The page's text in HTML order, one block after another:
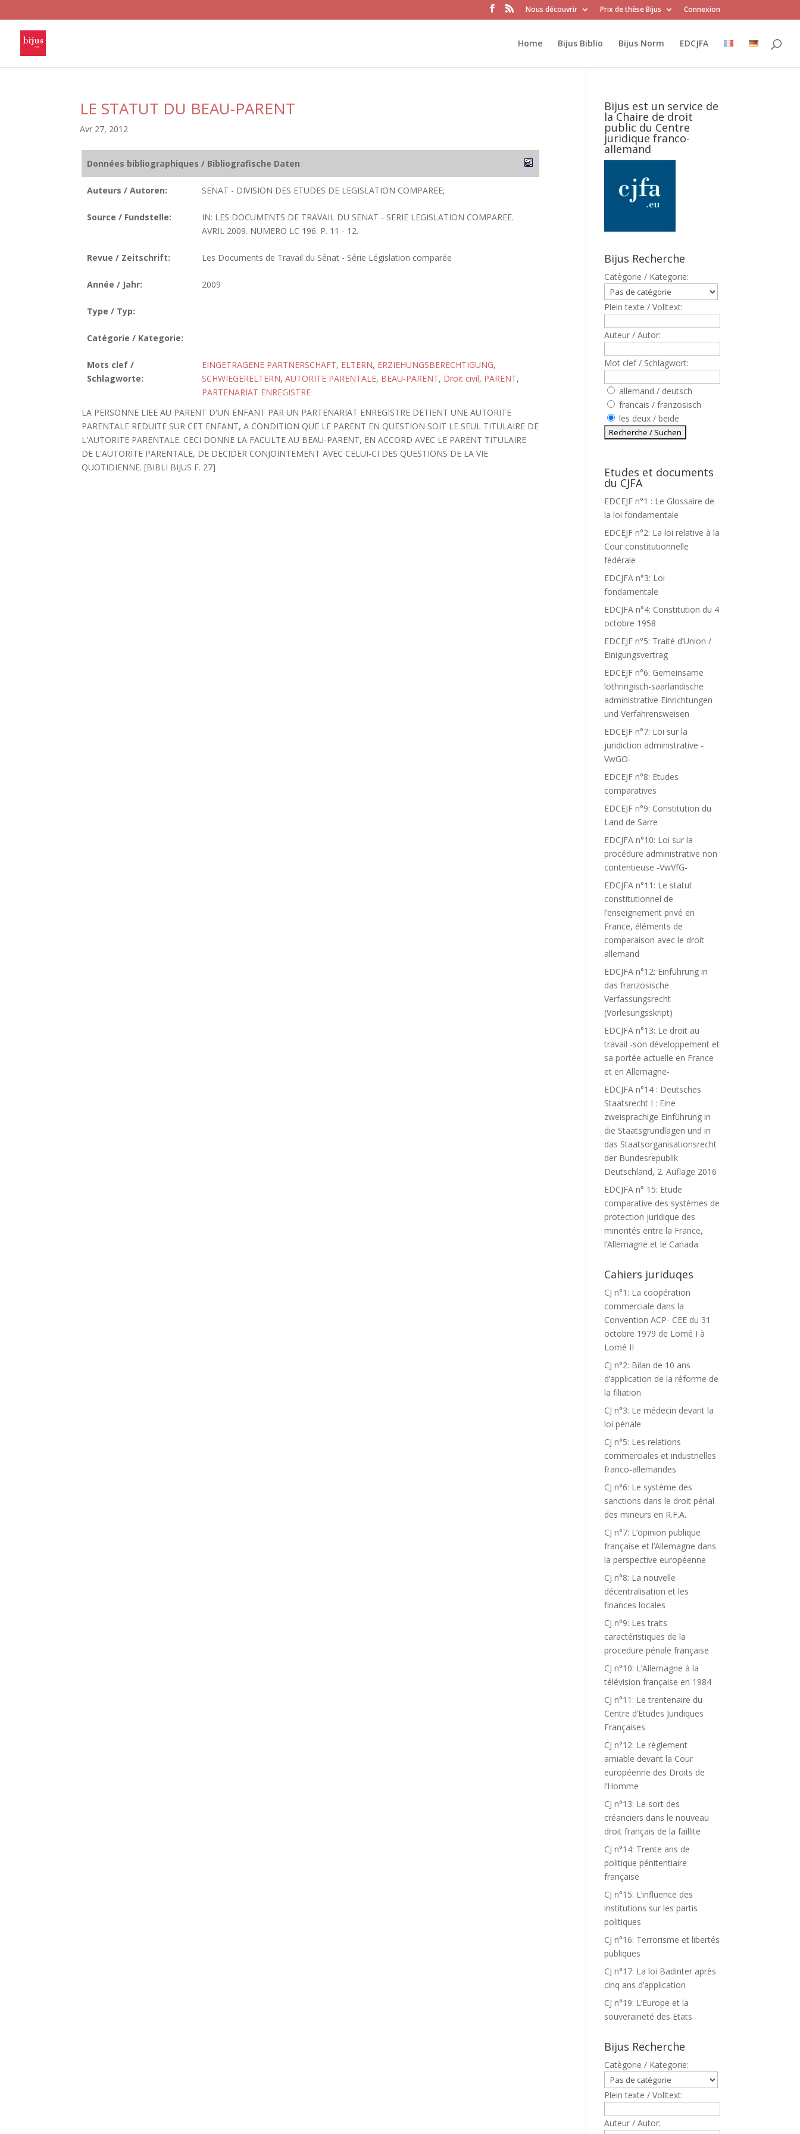
Nous découvrir Prix de thèse Bijus Connexion
Home Bijus Biblio Bijus Norm EDCJFA
LE STATUT DU BEAU-PARENT
Avr 27, 2012
Données bibliographiques / Bibliografische Daten
Auteurs / Autoren: SENAT - DIVISION DES ETUDES DE LEGISLATION COMPAREE;
Source / Fundstelle:
IN: LES DOCUMENTS DE TRAVAIL DU SENAT - SERIE LEGISLATION COMPAREE.
AVRIL 2009. NUMERO LC 196. P. 11 - 12.
Revue / Zeitschrift: Les Documents de Travail du Sénat - Série Législation comparée
Année / Jahr: 2009
Type / Typ:
Catégorie / Kategorie:
Mots clef /
Schlagworte:
EINGETRAGENE PARTNERSCHAFT, ELTERN, ERZIEHUNGSBERECHTIGUNG,
SCHWIEGERELTERN, AUTORITE PARENTALE, BEAU-PARENT, Droit civil, PARENT,
PARTENARIAT ENREGISTRE
LA PERSONNE LIEE AU PARENT D'UN ENFANT PAR UN PARTENARIAT ENREGISTRE DETIENT UNE AUTORITE
PARENTALE REDUITE SUR CET ENFANT, A CONDITION QUE LE PARENT EN QUESTION SOIT LE SEUL TITULAIRE DE
L'AUTORITE PARENTALE. CECI DONNE LA FACULTE AU BEAU-PARENT, EN ACCORD AVEC LE PARENT TITULAIRE
DE L'AUTORITE PARENTALE, DE DECIDER CONJOINTEMENT AVEC CELUI-CI DES QUESTIONS DE LA VIE
QUOTIDIENNE. [BIBLI BIJUS F. 27]
Bijus est un service de
la Chaire de droit
public du Centre
juridique franco-
allemand
Bijus Recherche
Catègorie / Kategorie:
Plein texte / Volltext:
Auteur / Autor:
Mot clef / Schlagwort:
allemand / deutsch
francais / französisch
les deux / beide
Etudes et documents
du CJFA
EDCEJF n°1 : Le Glossaire de
la loi fondamentale
EDCEJF n°2: La loi relative à la
Cour constitutionnelle
fédérale
EDCJFA n°3: Loi
fondamentale
EDCJFA n°4: Constitution du 4
octobre 1958
EDCEJF n°5: Traité d’Union /
Einigungsvertrag
EDCEJF n°6: Gemeinsame
lothringisch-saarländische
administrative Einrichtungen
und Verfahrensweisen
EDCEJF n°7: Loi sur la
juridiction administrative -
VwGO-
EDCEJF n°8: Etudes
comparatives
EDCEJF n°9: Constitution du
Land de Sarre
EDCJFA n°10: Loi sur la
procédure administrative non
contentieuse -VwVfG-
EDCJFA n°11: Le statut
constitutionnel de
l’enseignement privé en
France, éléments de
comparaison avec le droit
allemand
EDCJFA n°12: Einführung in
das französische
Verfassungsrecht
(Vorlesungsskript)
EDCJFA n°13: Le droit au
travail -son développement et
sa portée actuelle en France
et en Allemagne-
EDCJFA n°14 : Deutsches
Staatsrecht I : Eine
zweisprachige Einführung in
die Staatsgrundlagen und in
das Staatsorganisationsrecht
der Bundesrepublik
Deutschland, 2. Auflage 2016
EDCJFA n° 15: Etude
comparative des systèmes de
protection juridique des
minorités entre la France,
l’Allemagne et le Canada
Cahiers juriduqes
CJ n°1: La coopération
commerciale dans la
Convention ACP- CEE du 31
octobre 1979 de Lomé I à
Lomé II
CJ n°2: Bilan de 10 ans
d’application de la réforme de
la filiation
CJ n°3: Le médecin devant la
loi pénale
CJ n°5: Les relations
commerciales et industrielles
franco-allemandes
CJ n°6: Le système des
sanctions dans le droit pénal
des mineurs en R.F.A.
CJ n°7: L’opinion publique
française et l’Allemagne dans
la perspective européenne
CJ n°8: La nouvelle
décentralisation et les
finances locales
CJ n°9: Les traits
caractéristiques de la
procedure pénale française
CJ n°10: L’Allemagne à la
télévision française en 1984
CJ n°11: Le trentenaire du
Centre d’Etudes Juridiques
Françaises
CJ n°12: Le règlement
amiable devant la Cour
européenne des Droits de
l’Homme
CJ n°13: Le sort des
créanciers dans le nouveau
droit français de la faillite
CJ n°14: Trente ans de
politique pénitentiaire
française
CJ n°15: L’influence des
institutions sur les partis
politiques
CJ n°16: Terrorisme et libertés
publiques
CJ n°17: La loi Badinter après
cinq ans d’application
CJ n°19: L’Europe et la
souveraineté des Etats
Bijus Recherche
Catègorie / Kategorie:
Plein texte / Volltext:
Auteur / Autor: